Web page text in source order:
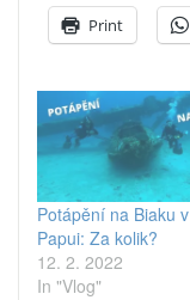
Print
Potápění na Biaku v
Papui: Za kolik?
12. 2. 2022
In "Vlog"